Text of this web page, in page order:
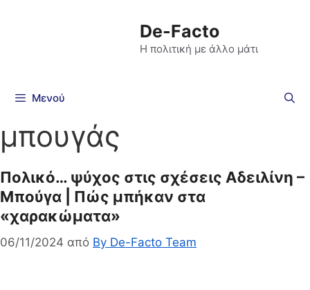
De-Facto
Η πολιτική με άλλο μάτι
Μενού
μπουγάς
Πολικό… ψύχος στις σχέσεις Αδειλίνη –
Μπούγα | Πώς μπήκαν στα
«χαρακώματα»
06/11/2024 από By De-Facto Team